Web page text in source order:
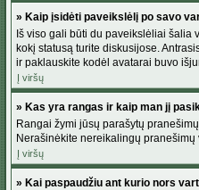
» Kaip įsidėti paveikslėlį po savo
Iš viso gali būti du paveikslėliai
kokį statusą turite diskusijose.
ir paklauskite kodėl avatarai buvo
Į viršų
» Kas yra rangas ir kaip man jį
Rangai žymi jūsų parašytų
Nerašinėkite nereikalingų
Į viršų
» Kai paspaudžiu ant kurio nors